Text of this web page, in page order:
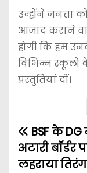
उन्होंने जनता
आजाद कराने
होगी कि हम
विभिन्न स्कूलों
प्रस्तुतियां दीं।
BSF के DG
अटारी बॉर्डर
लहराया